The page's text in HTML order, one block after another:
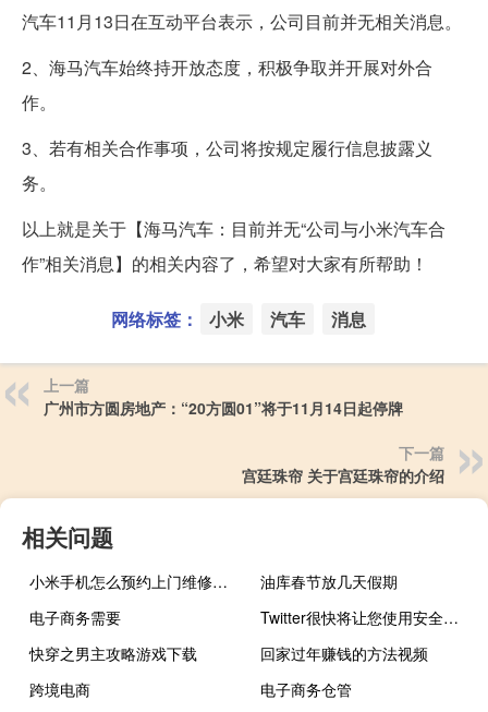
汽车11月13日在互动平台表示，公司目前并无相关消息。
2、海马汽车始终持开放态度，积极争取并开展对外合
作。
3、若有相关合作事项，公司将按规定履行信息披露义
务。
以上就是关于【海马汽车：目前并无“公司与小米汽车合
作”相关消息】的相关内容了，希望对大家有所帮助！
网络标签： 小米 汽车 消息
上一篇
广州市方圆房地产：“20方圆01”将于11月14日起停牌
下一篇
宫廷珠帘 关于宫廷珠帘的介绍
相关问题
小米手机怎么预约上门维修（小米手机怎么预约）
油库春节放几天假期
电子商务需要
Twitter很快将让您使用安全密钥作为唯一的2FA方法
快穿之男主攻略游戏下载
回家过年赚钱的方法视频
跨境电商
电子商务仓管